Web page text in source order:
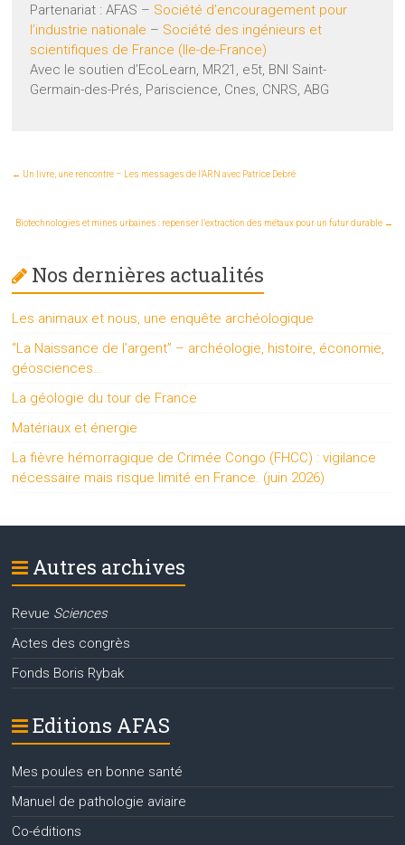
Partenariat : AFAS – Société d’encouragement pour
l’industrie nationale – Société des ingénieurs et
scientifiques de France (Ile-de-France)
Avec le soutien d’EcoLearn, MR21, e5t, BNI Saint-
Germain-des-Prés, Pariscience, Cnes, CNRS, ABG
← Un livre, une rencontre – Les messages de l’ARN avec Patrice Debré
Biotechnologies et mines urbaines : repenser l’extraction des métaux pour un futur durable →
Nos dernières actualités
Les animaux et nous, une enquête archéologique
“La Naissance de l’argent” – archéologie, histoire, économie,
géosciences…
La géologie du tour de France
Matériaux et énergie
La fièvre hémorragique de Crimée Congo (FHCC) : vigilance
nécessaire mais risque limité en France. (juin 2026)
Autres archives
Revue Sciences
Actes des congrès
Fonds Boris Rybak
Editions AFAS
Mes poules en bonne santé
Manuel de pathologie aviaire
Co-éditions